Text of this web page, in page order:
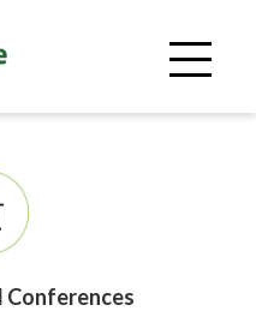
Conferences